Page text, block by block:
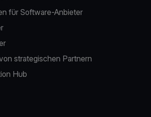
für Software-Anbieter
strategischen Partnern
Hub